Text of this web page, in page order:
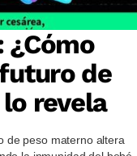
¿Cómo
de
revela
de peso materno altera